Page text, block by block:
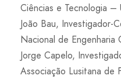
Ciências e Tecnologia –
João Bau, Investigador-
Nacional de Engenharia
Jorge Capelo,
Associação Lusitana de